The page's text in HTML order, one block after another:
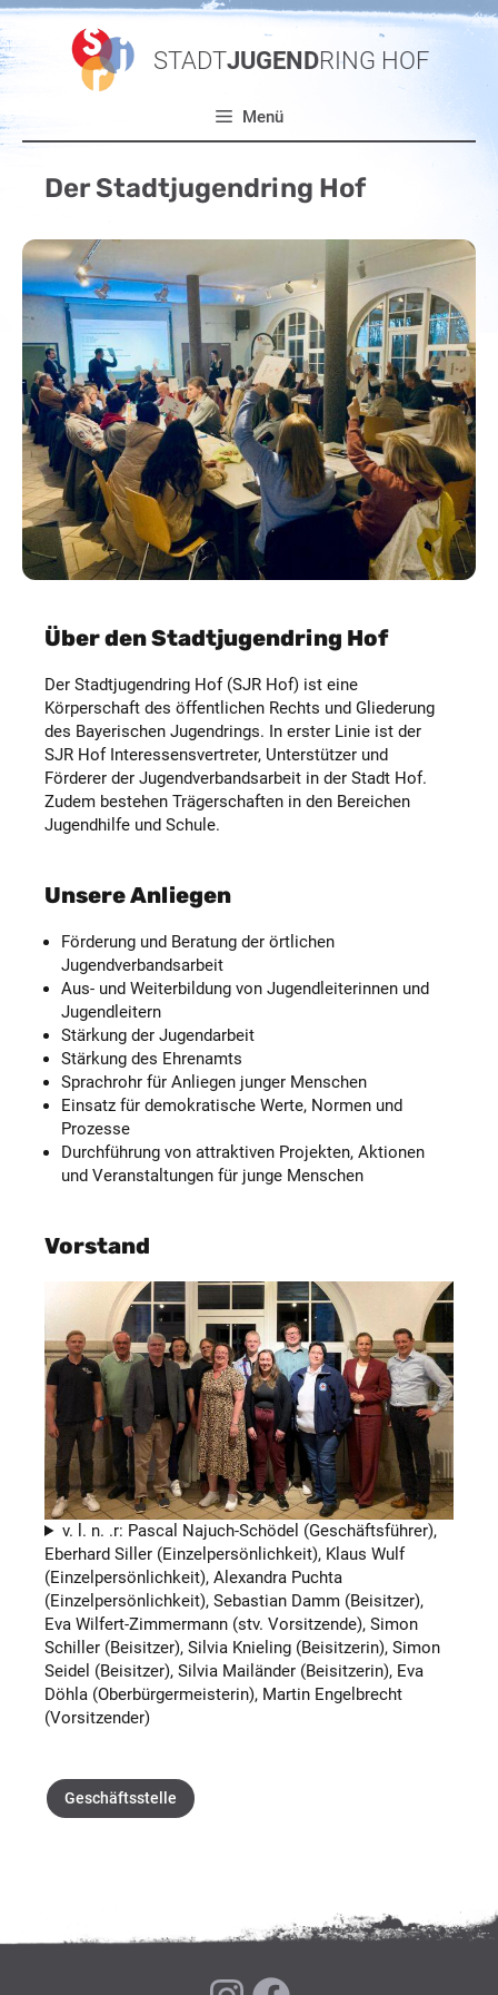
Zum
Inhalt
springen
STADTJUGENDRING HOF
Menü
Der Stadtjugendring Hof
Über den Stadtjugendring Hof
Der Stadtjugendring Hof (SJR Hof) ist eine
Körperschaft des öffentlichen Rechts und Gliederung
des Bayerischen Jugendrings. In erster Linie ist der
SJR Hof Interessensvertreter, Unterstützer und
Förderer der Jugendverbandsarbeit in der Stadt Hof.
Zudem bestehen Trägerschaften in den Bereichen
Jugendhilfe und Schule.
Unsere Anliegen
Förderung und Beratung der örtlichen
Jugendverbandsarbeit
Aus- und Weiterbildung von Jugendleiterinnen und
Jugendleitern
Stärkung der Jugendarbeit
Stärkung des Ehrenamts
Sprachrohr für Anliegen junger Menschen
Einsatz für demokratische Werte, Normen und
Prozesse
Durchführung von attraktiven Projekten, Aktionen
und Veranstaltungen für junge Menschen
Vorstand
v. l. n. .r: Pascal Najuch-Schödel (Geschäftsführer),
Eberhard Siller (Einzelpersönlichkeit), Klaus Wulf
(Einzelpersönlichkeit), Alexandra Puchta
(Einzelpersönlichkeit), Sebastian Damm (Beisitzer),
Eva Wilfert-Zimmermann (stv. Vorsitzende), Simon
Schiller (Beisitzer), Silvia Knieling (Beisitzerin), Simon
Seidel (Beisitzer), Silvia Mailänder (Beisitzerin), Eva
Döhla (Oberbürgermeisterin), Martin Engelbrecht
(Vorsitzender)
Geschäftsstelle